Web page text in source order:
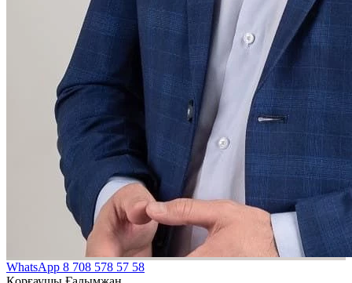
WhatsApp 8 708 578 57 58